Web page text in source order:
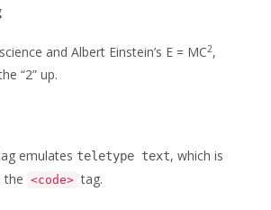
and Albert Einstein’s E = MC2,
“2” up.
emulates teletype text, which is
the
<code> tag.